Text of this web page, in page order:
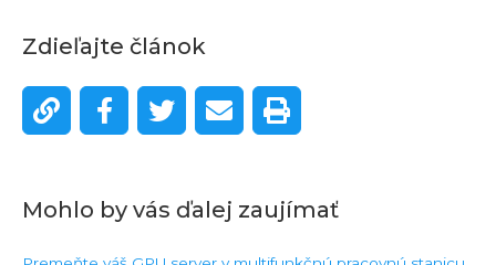
Zdieľajte článok
Mohlo by vás ďalej zaujímať